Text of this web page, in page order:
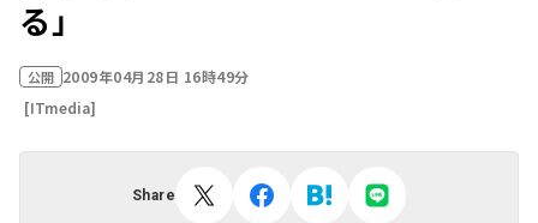
る」
公開 2009年04月28日 16時49分
[ITmedia]
Share